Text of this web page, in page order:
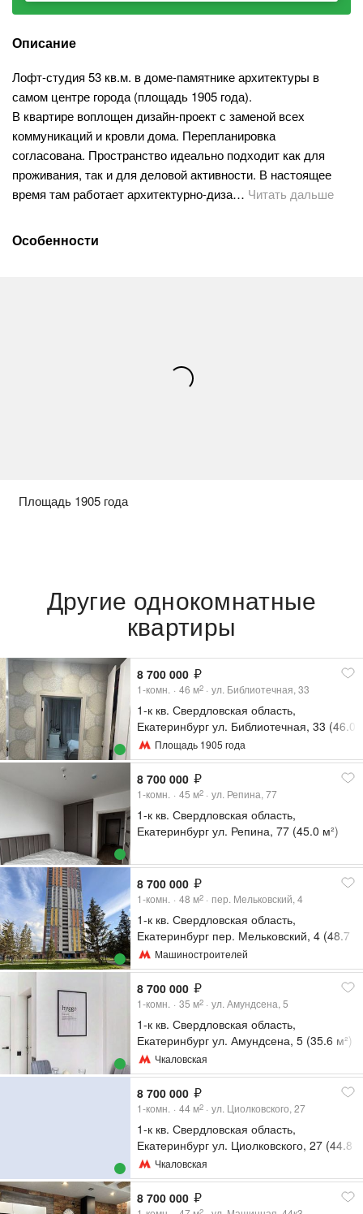
Описание
Лофт-студия 53 кв.м. в доме-памятнике архитектуры в
самом центре города (площадь 1905 года).
В квартире воплощен дизайн-проект с заменой всех
коммуникаций и кровли дома. Перепланировка
согласована. Пространство идеально подходит как для
проживания, так и для деловой активности. В настоящее
время там работает архитектурно-диза… Читать дальше
Особенности
Площадь 1905 года
Другие однокомнатные
квартиры
8 700 000
1-комн. 46 м2 ул. Библиотечная, 33
1-к кв. Свердловская область,
Екатеринбург ул. Библиотечная, 33 (46.0
м²) Площадь 1905 года
8 700 000
1-комн. 45 м2 ул. Репина, 77
1-к кв. Свердловская область,
Екатеринбург ул. Репина, 77 (45.0 м²)
8 700 000
1-комн. 48 м2 пер. Мельковский, 4
1-к кв. Свердловская область,
Екатеринбург пер. Мельковский, 4 (48.7
м²) Машиностроителей
8 700 000
1-комн. 35 м2 ул. Амундсена, 5
1-к кв. Свердловская область,
Екатеринбург ул. Амундсена, 5 (35.6 м²)
Чкаловская
8 700 000
1-комн. 44 м2 ул. Циолковского, 27
1-к кв. Свердловская область,
Екатеринбург ул. Циолковского, 27 (44.8
м²) Чкаловская
8 700 000